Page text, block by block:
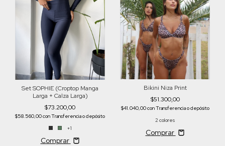
Set SOPHIE (Croptop Manga
Larga + Calza Larga)
$73.200,00
$58.560,00conTransferencia o depósito
+1
Comprar
Bikini Niza Print
$51.300,00
$41.040,00conTransferencia o depósito
2 colores
Comprar